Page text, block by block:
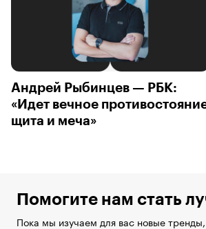
Андрей Рыбинцев — РБК:
«Идет вечное
щита и меча»
Помогите нам стать
Пока мы изучаем для вас новые